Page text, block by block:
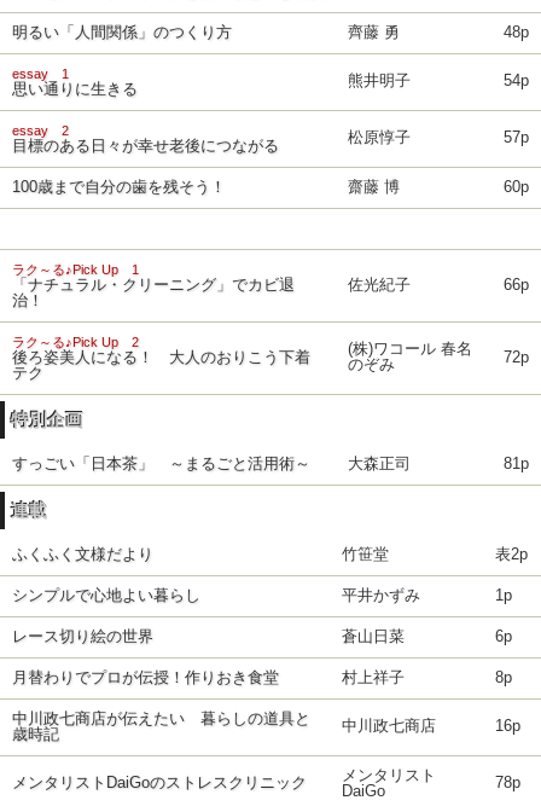
明るい「人間関係」のつくり方 齊藤 勇 48p
essay 1
思い通りに生きる 熊井明子 54p
essay 2
目標のある日々が幸せ老後につながる 松原惇子 57p
100歳まで自分の歯を残そう！ 齋藤 博 60p
ラク～る♪Pick Up 1
「ナチュラル・クリーニング」でカビ退
治！
佐光紀子 66p
ラク～る♪Pick Up 2
後ろ姿美人になる！ 大人のおりこう下着
テク
(株)ワコール 春名
のぞみ
72p
特別企画
すっごい「日本茶」 ～まるごと活用術～ 大森正司 81p
連載
ふくふく文様だより 竹笹堂 表2p
シンプルで心地よい暮らし 平井かずみ 1p
レース切り絵の世界 蒼山日菜 6p
月替わりでプロが伝授！作りおき食堂 村上祥子 8p
中川政七商店が伝えたい 暮らしの道具と
歳時記
中川政七商店 16p
メンタリストDaiGoのストレスクリニック
メンタリスト
DaiGo
78p